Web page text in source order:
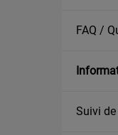
FAQ /
Suivi